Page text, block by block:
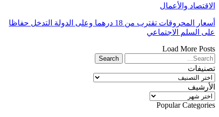
الاقتصاد والأعمال
أسعار المحروقات تقترب من 18 درهما وعلى الدولة التدخل حفاظا
على السلم الاجتماعي
Load More Posts
تصنيفات
تصنيفات
الأرشيف
الأرشيف
Popular Categories